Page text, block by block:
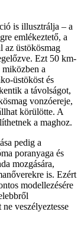
is illusztrálja – a
emlékeztető, a
az üstökösmag
Ezt 50 km-
miközben a
üstököst és
a távolságot,
vonzóereje,
körülötte. A
a maghoz.
pedig a
poranyaga és
mozgására,
is. Ezért
modellezésére
veszélyeztesse